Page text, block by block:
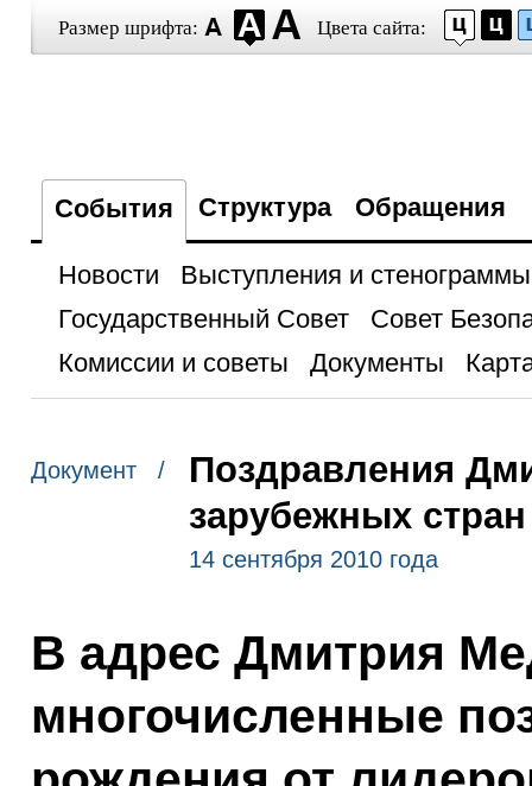
Размер шрифта: Цвета сайта:
События Структура Обращения
Новости
Выступления и стенограммы
Государственный Совет
Совет
Комиссии и советы
Документы
Документ /
Поздравления
зарубежных стран
14 сентября 2010 года
В адрес Дмитрия
многочисленные